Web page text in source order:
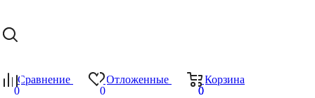
Сравнение
0
Отложенные
0
Корзина
0
0